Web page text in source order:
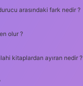
arasındaki fark nedir ?
olur ?
ilahi kitaplardan ayıran nedir ?